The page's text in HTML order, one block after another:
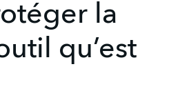
la
qu’est